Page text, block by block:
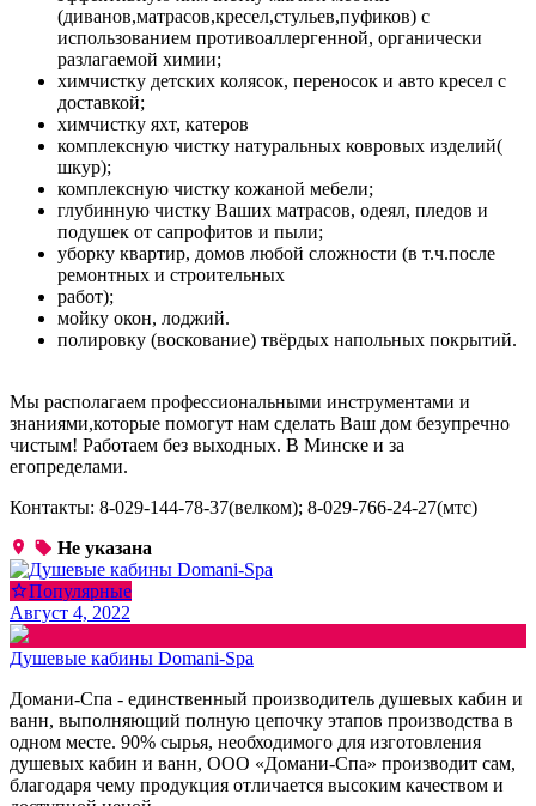
(диванов,матрасов,кресел,стульев,пуфиков) с
использованием противоаллергенной, органически
разлагаемой химии;
химчистку детских колясок, переносок и авто кресел с
доставкой;
химчистку яхт, катеров
комплексную чистку натуральных ковровых изделий(
шкур);
комплексную чистку кожаной мебели;
глубинную чистку Ваших матрасов, одеял, пледов и
подушек от сапрофитов и пыли;
уборку квартир, домов любой сложности (в т.ч.после
ремонтных и строительных
работ);
мойку окон, лоджий.
полировку (воскование) твёрдых напольных покрытий.
Мы располагаем профессиональными инструментами и
знаниями,которые помогут нам сделать Ваш дом безупречно
чистым! Работаем без выходных. В Минске и за
егопределами.
Контакты: 8-029-144-78-37(велком); 8-029-766-24-27(мтс)
Не указана
Популярные
Август 4, 2022
Душевые кабины Domani-Spa
Домани-Спа - единственный производитель душевых кабин и
ванн, выполняющий полную цепочку этапов производства в
одном месте. 90% сырья, необходимого для изготовления
душевых кабин и ванн, ООО «Домани-Спа» производит сам,
благодаря чему продукция отличается высоким качеством и